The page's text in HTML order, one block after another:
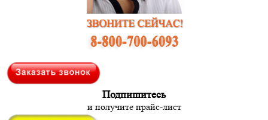
Подпишитесь
и получите прайс-лист